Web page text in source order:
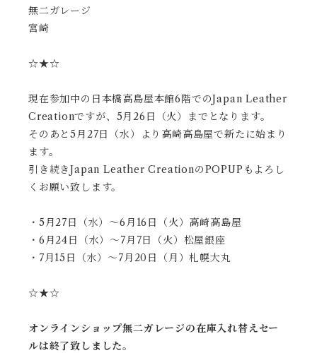
無二ガレージ
宮崎
☆★☆
現在参加中の日本橋高島屋本館6階でのJapan Leather
Creationですが、5月26日（火）までとなります。
そのあと5月27日（水）より高崎高島屋で新たに始まり
ます。
引き続きJapan Leather CreationのPOPUPもよろし
くお願い致します。
・5月27日（水）〜6月16日（火）高崎高島屋
・6月24日（水）〜7月7日（火）松屋銀座
・7月15日（水）〜7月20日（月）札幌大丸
☆★☆
オンラインショップ無二ガレージの在庫入れ替えセー
ルは終了致しました。